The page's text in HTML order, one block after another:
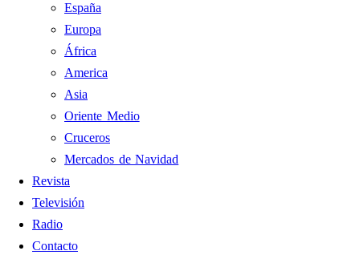
España
Europa
África
America
Asia
Oriente Medio
Cruceros
Mercados de Navidad
Revista
Televisión
Radio
Contacto